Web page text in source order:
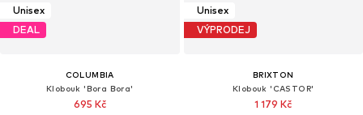
Unisex
DEAL
COLUMBIA
Klobouk 'Bora Bora'
695 Kč
Unisex
VÝPRODEJ
BRIXTON
Klobouk 'CASTOR'
1 179 Kč